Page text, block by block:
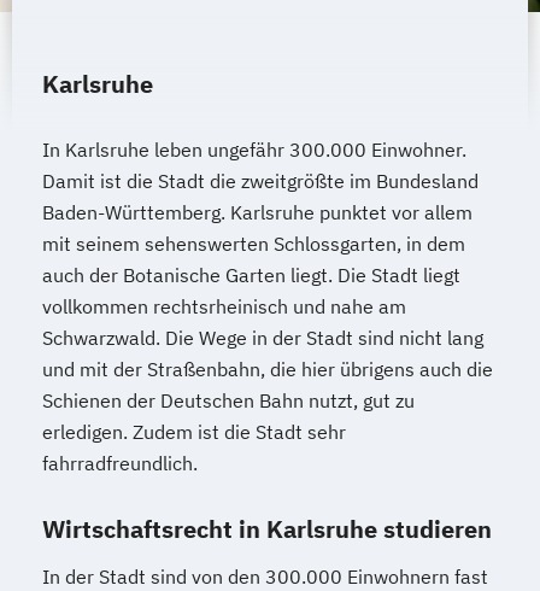
Karlsruhe
In Karlsruhe leben ungefähr 300.000 Einwohner.
Damit ist die Stadt die zweitgrößte im Bundesland
Baden-Württemberg. Karlsruhe punktet vor allem
mit seinem sehenswerten Schlossgarten, in dem
auch der Botanische Garten liegt. Die Stadt liegt
vollkommen rechtsrheinisch und nahe am
Schwarzwald. Die Wege in der Stadt sind nicht lang
und mit der Straßenbahn, die hier übrigens auch die
Schienen der Deutschen Bahn nutzt, gut zu
erledigen. Zudem ist die Stadt sehr
fahrradfreundlich.
Wirtschaftsrecht in Karlsruhe studieren
In der Stadt sind von den 300.000 Einwohnern fast